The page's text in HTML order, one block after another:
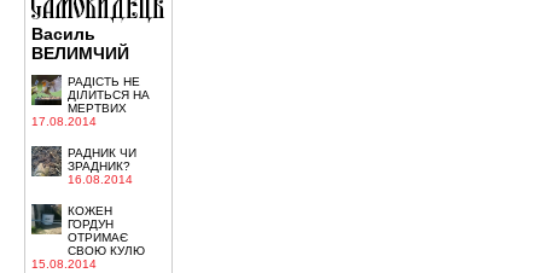
Василь
ВЕЛИМЧИЙ
РАДІСТЬ НЕ
ДІЛИТЬСЯ НА
МЕРТВИХ
17.08.2014
РАДНИК ЧИ
ЗРАДНИК?
16.08.2014
КОЖЕН
ГОРДУН
ОТРИМАЄ
СВОЮ КУЛЮ
15.08.2014